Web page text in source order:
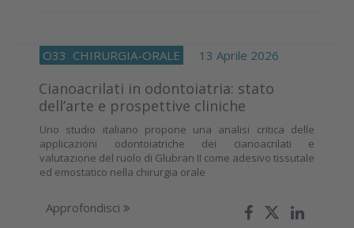
O33 CHIRURGIA-ORALE 13 Aprile 2026
Cianoacrilati in odontoiatria: stato
dell’arte e prospettive cliniche
Uno studio italiano propone una analisi critica delle
applicazioni odontoiatriche dei cianoacrilati e
valutazione del ruolo di Glubran II come adesivo tissutale
ed emostatico nella chirurgia orale
Approfondisci